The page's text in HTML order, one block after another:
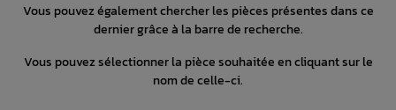
Vous pouvez également chercher les pièces présentes dans ce
dernier grâce à la barre de recherche.
Vous pouvez sélectionner la pièce souhaitée en cliquant sur le
nom de celle-ci.